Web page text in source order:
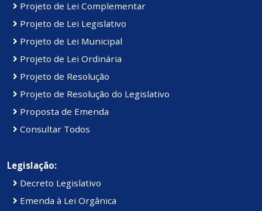
Projeto de Lei Complementar
Projeto de Lei Legislativo
Projeto de Lei Municipal
Projeto de Lei Ordinária
Projeto de Resolução
Projeto de Resolução do Legislativo
Proposta de Emenda
Consultar Todos
Legislação:
Decreto Legislativo
Emenda à Lei Orgânica